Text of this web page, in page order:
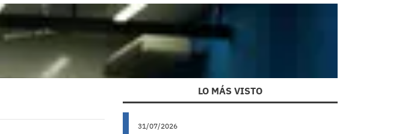
LO MÁS VISTO
31/07/2026